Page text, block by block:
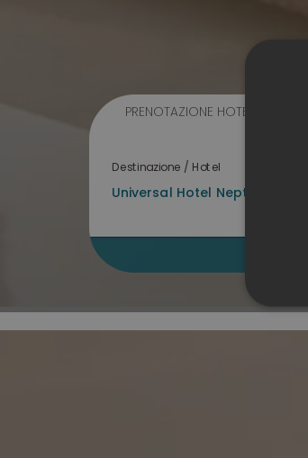
PRENOTAZIONE HOTEL
Destinazione / Hotel